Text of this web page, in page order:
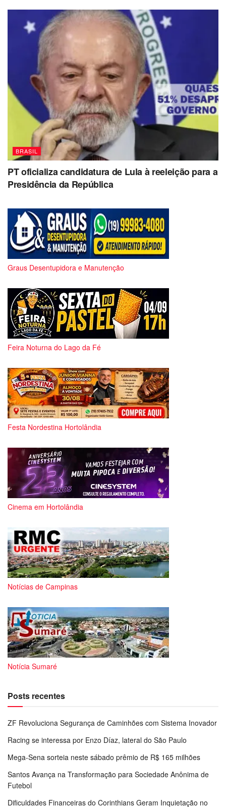
BRASIL
PT oficializa candidatura de Lula à reeleição para a
Presidência da República
Graus Desentupidora e Manutenção
Feira Noturna do Lago da Fé
Festa Nordestina Hortolândia
Cinema em Hortolândia
Notícias de Campinas
Notícia Sumaré
Posts recentes
ZF Revoluciona Segurança de Caminhões com Sistema Inovador
Racing se interessa por Enzo Díaz, lateral do São Paulo
Mega-Sena sorteia neste sábado prêmio de R$ 165 milhões
Santos Avança na Transformação para Sociedade Anônima de
Futebol
Dificuldades Financeiras do Corinthians Geram Inquietação no